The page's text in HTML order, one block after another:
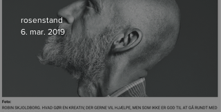
rosenstand
6. mar. 2019